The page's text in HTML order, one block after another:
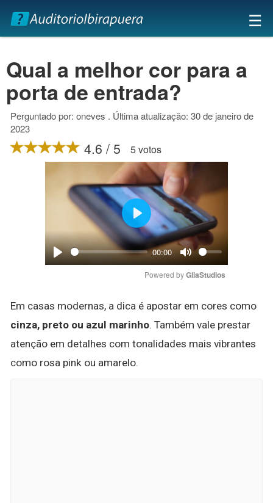
×
☰
Qual a melhor cor para a
porta de entrada?
Perguntado por: oneves . Última atualização: 30 de janeiro de
2023
4.6 / 5 5 votos
Play
00:00
Mute
Play
Powered by GliaStudios
Em casas modernas, a dica é apostar em cores como
cinza, preto ou azul marinho. Também vale prestar
atenção em detalhes com tonalidades mais vibrantes
como rosa pink ou amarelo.